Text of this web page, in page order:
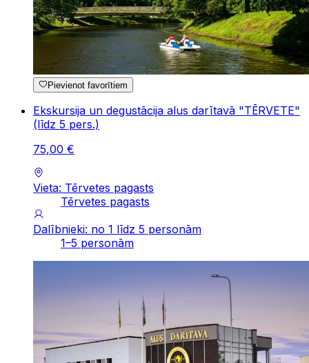
Pievienot favorītiem
Ekskursija un degustācija alus darītavā "TĒRVETE"
(līdz 5 pers.)
75,00 €
Vieta: Tērvetes pagasts
Tērvetes pagasts
Dalībnieki: no 1 līdz 5 personām
1–5 personām